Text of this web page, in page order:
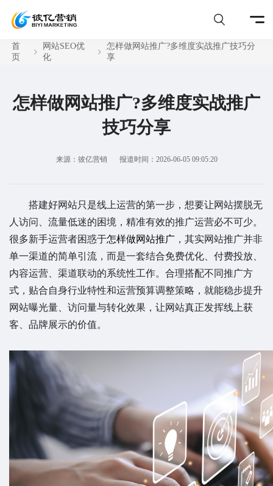
首
页
网站SEO优
化
怎样做网站推广?多维度实战推广技巧分
享
怎样做网站推广?多维度实战推广
技巧分享
来源：彼亿营销 报道时间：2026-06-05 09:05:20
搭建好网站只是线上运营的第一步，想要让网站摆脱无
人访问、流量低迷的困境，精准有效的推广运营必不可少。
很多新手运营者困惑于怎样做网站推广 ，其实网站推广并非
单一渠道的简单引流，而是一套结合免费优化、付费投放、
内容运营、渠道联动的系统性工作。合理搭配不同推广方
式，贴合自身行业特性和运营预算调整策略，就能稳步提升
网站曝光量、访问量与转化效果，让网站真正发挥线上获
客、品牌展示的价值。